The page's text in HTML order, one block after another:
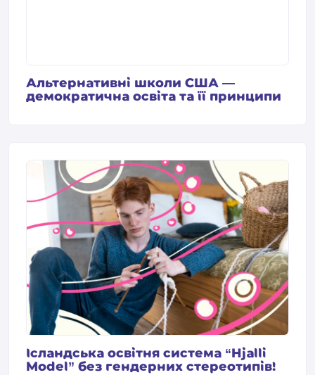
Альтернативні школи США —
демократична освіта та її принципи
Ісландська освітня система “Hjalli
Model” без гендерних стереотипів!